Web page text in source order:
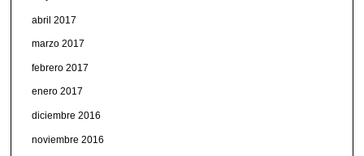
abril 2017
marzo 2017
febrero 2017
enero 2017
diciembre 2016
noviembre 2016